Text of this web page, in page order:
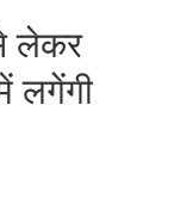
लेकर
लगेंगी